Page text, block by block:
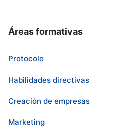
Áreas formativas
Protocolo
Habilidades directivas
Creación de empresas
Marketing